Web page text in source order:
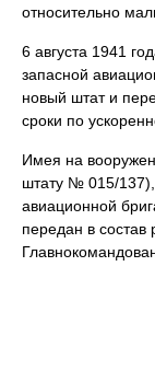
относительно
6 августа 1941
запасной
новый штат и
сроки по
Имея на
штату № 015/137),
авиационной
передан в состав